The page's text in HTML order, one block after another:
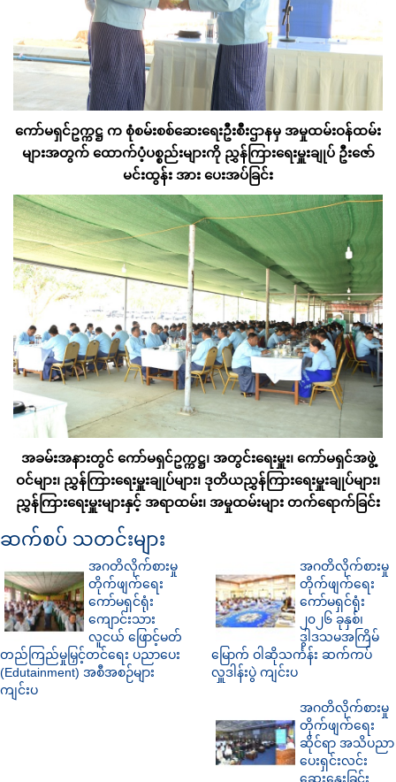
ကော်မရှင်ဥက္ကဋ္ဌ က စုံစမ်းစစ်ဆေးရေးဦးစီးဌာနမှ အမှုထမ်းဝန်ထမ်း
များအတွက် ထောက်ပံ့ပစ္စည်းများကို ညွှန်ကြားရေးမှူးချုပ် ဦးဇော်
မင်းထွန်း အား ပေးအပ်ခြင်း
အခမ်းအနားတွင် ကော်မရှင်ဥက္ကဋ္ဌ၊ အတွင်းရေးမှူး၊ ကော်မရှင်အဖွဲ့
ဝင်များ၊ ညွှန်ကြားရေးမှူးချုပ်များ၊ ဒုတိယညွှန်ကြားရေးမှူးချုပ်များ၊
ညွှန်ကြားရေးမှူးများနှင့် အရာထမ်း၊ အမှုထမ်းများ တက်ရောက်ခြင်း
ဆက်စပ် သတင်းများ
အဂတိလိုက်စားမှု
တိုက်ဖျက်ရေး
ကော်မရှင်ရုံး
ကျောင်းသား
လူငယ် ဖြောင့်မတ်
တည်ကြည်မှုမြှင့်တင်ရေး ပညာပေး
(Edutainment) အစီအစဉ်များ
ကျင်းပ
အဂတိလိုက်စားမှု
တိုက်ဖျက်ရေး
ကော်မရှင်ရုံး
၂၀၂၆ ခုနှစ်၊
ဒွါဒသမအကြိမ်
မြောက် ဝါဆိုသင်္ကန်း ဆက်ကပ်
လှူဒါန်းပွဲ ကျင်းပ
အဂတိလိုက်စားမှု
တိုက်ဖျက်ရေး
ဆိုင်ရာ အသိပညာ
ပေးရှင်းလင်း
ဆွေးနွေးခြင်း